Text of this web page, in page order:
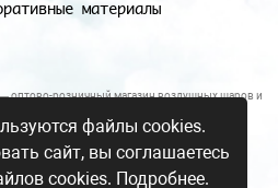
материалы
оптово-розничный магазин воздушных шаров и
сайте, не являются публичной офертой.
файлы cookies.
сайт, вы соглашаетесь
cookies. Подробнее.